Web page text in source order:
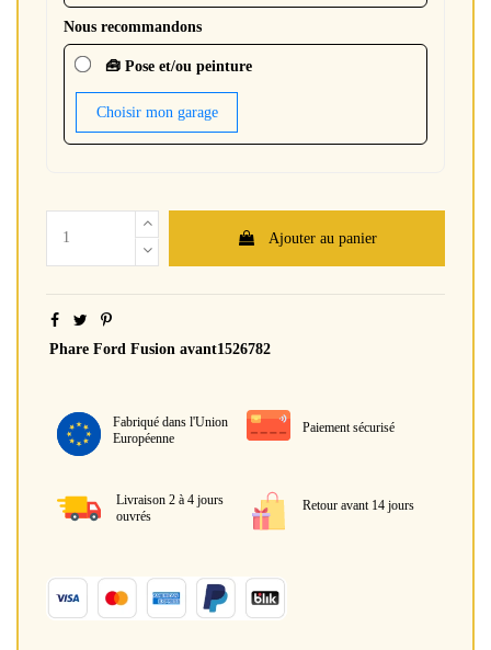
Nous recommandons
🧰 Pose et/ou peinture
Choisir mon garage
Ajouter au panier
Phare Ford Fusion avant1526782
Fabriqué dans l'Union
Européenne
Paiement sécurisé
Livraison 2 à 4 jours
ouvrés
Retour avant 14 jours